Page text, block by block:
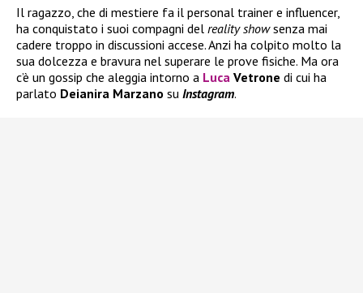
Il ragazzo, che di mestiere fa il personal trainer e influencer,
ha conquistato i suoi compagni del reality showsenza mai
cadere troppo in discussioni accese. Anzi ha colpito molto la
sua dolcezza e bravura nel superare le prove fisiche. Ma ora
c’è un gossip che aleggia intorno a Luca Vetrone di cui ha
parlato Deianira Marzano su Instagram.